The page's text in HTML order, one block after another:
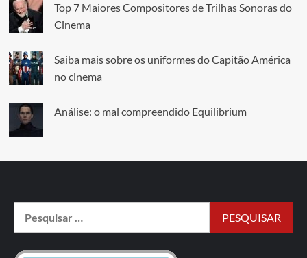
Top 7 Maiores Compositores de Trilhas Sonoras do
Cinema
Saiba mais sobre os uniformes do Capitão América
no cinema
Análise: o mal compreendido Equilibrium